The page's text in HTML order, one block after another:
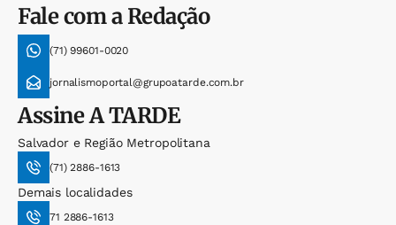
Fale com a Redação
(71) 99601-0020
jornalismoportal@grupoatarde.com.br
AssineA TARDE
Salvador e Região Metropolitana
(71) 2886-1613
Demais localidades
71 2886-1613